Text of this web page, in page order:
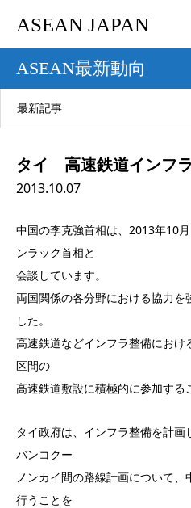
ASEAN JAPAN
ASEAN最新動向
最新記事
タイ 高速鉄道インフ
2013.10.07
中国の李克強首相は、2013年10
ンラック首相と
会談しています。
両国関係の各分野における協力を
した。
高速鉄道などインフラ整備におけ
区間の
高速鉄道敷設に積極的に参加する
タイ政府は、インフラ整備を計
バンコクー
ノンカイ間の路線計画について
行うことを